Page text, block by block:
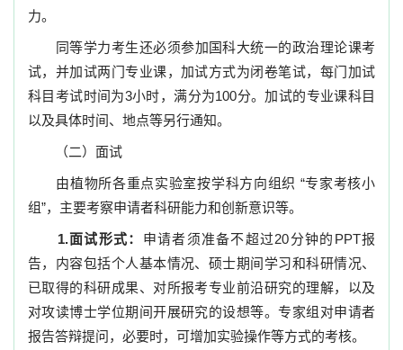
力。
同等学力考生还必须参加国科大统一的政治理论课考
试，并加试两门专业课，加试方式为闭卷笔试，每门加试
科目考试时间为3小时，满分为100分。加试的专业课科目
以及具体时间、地点等另行通知。
（二）面试
由植物所各重点实验室按学科方向组织 “专家考核小
组”，主要考察申请者科研能力和创新意识等。
1.面试形式： 申请者须准备不超过20分钟的 PPT报
告，内容包括个人基本情况、硕士期间学习和科研情况、
已取得的科研成果、对所报考专业前沿研究的理解，以及
对攻读博士学位期间开展研究的设想等。专家组对申请者
报告答辩提问，必要时，可增加实验操作等方式的考核。